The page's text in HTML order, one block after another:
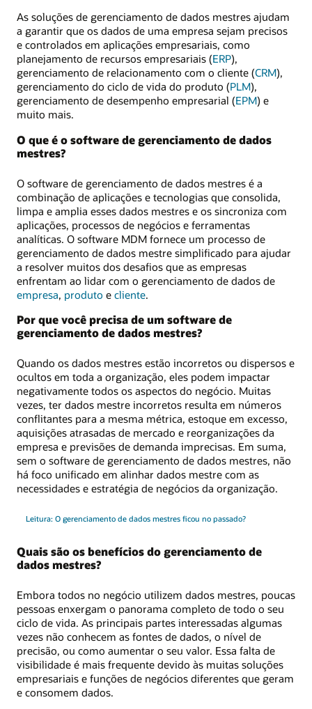
As soluções de gerenciamento de dados mestres ajudam
a garantir que os dados de uma empresa sejam precisos
e controlados em aplicações empresariais, como
planejamento de recursos empresariais (ERP),
gerenciamento de relacionamento com o cliente (CRM),
gerenciamento do ciclo de vida do produto (PLM),
gerenciamento de desempenho empresarial (EPM) e
muito mais.
O que é o software de gerenciamento de dados
mestres?
O software de gerenciamento de dados mestres é a
combinação de aplicações e tecnologias que consolida,
limpa e amplia esses dados mestres e os sincroniza com
aplicações, processos de negócios e ferramentas
analíticas. O software MDM fornece um processo de
gerenciamento de dados mestre simplificado para ajudar
a resolver muitos dos desafios que as empresas
enfrentam ao lidar com o gerenciamento de dados de
empresa, produto e cliente.
Por que você precisa de um software de
gerenciamento de dados mestres?
Quando os dados mestres estão incorretos ou dispersos e
ocultos em toda a organização, eles podem impactar
negativamente todos os aspectos do negócio. Muitas
vezes, ter dados mestre incorretos resulta em números
conflitantes para a mesma métrica, estoque em excesso,
aquisições atrasadas de mercado e reorganizações da
empresa e previsões de demanda imprecisas. Em suma,
sem o software de gerenciamento de dados mestres, não
há foco unificado em alinhar dados mestre com as
necessidades e estratégia de negócios da organização.
Leitura: O gerenciamento de dados mestres ficou no passado?
Quais são os benefícios do gerenciamento de
dados mestres?
Embora todos no negócio utilizem dados mestres, poucas
pessoas enxergam o panorama completo de todo o seu
ciclo de vida. As principais partes interessadas algumas
vezes não conhecem as fontes de dados, o nível de
precisão, ou como aumentar o seu valor. Essa falta de
visibilidade é mais frequente devido às muitas soluções
empresariais e funções de negócios diferentes que geram
e consomem dados.